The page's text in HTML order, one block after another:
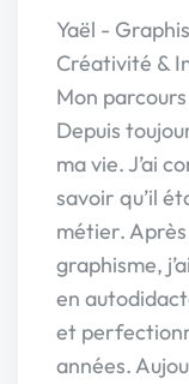
Yaël -
Créativité &
Mon parcours
Depuis
ma vie. J’ai
savoir qu’il
métier. Après
graphisme,
en
et
années.